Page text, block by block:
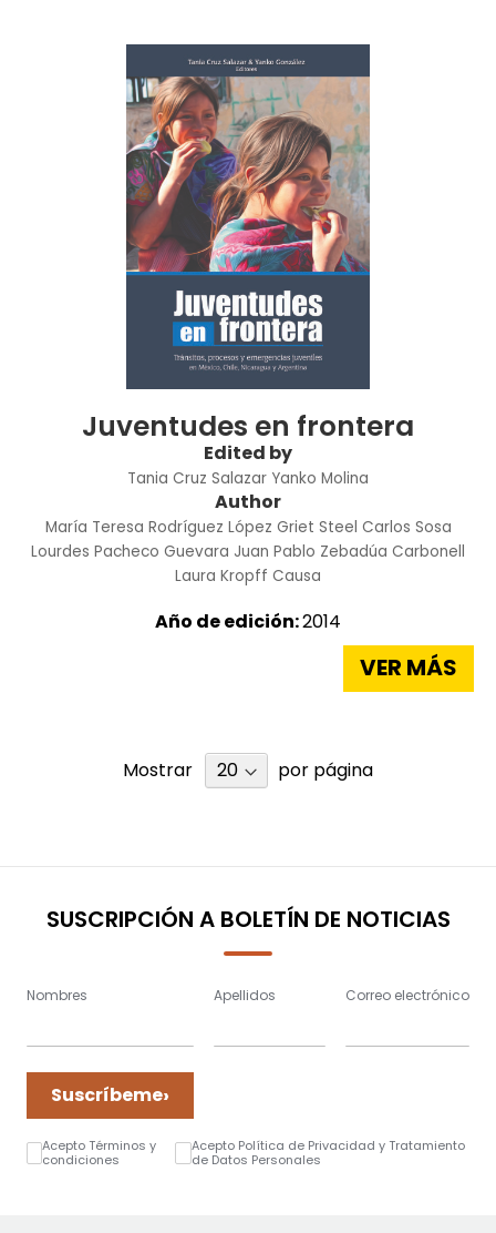
Juventudes en frontera
Edited by
Tania Cruz Salazar Yanko Molina
Author
María Teresa Rodríguez López Griet Steel Carlos Sosa
Lourdes Pacheco Guevara Juan Pablo Zebadúa Carbonell
Laura Kropff Causa
Año de edición:2014
VER MÁS
Mostrar por página
SUSCRIPCIÓN A BOLETÍN DE NOTICIAS
Nombres Apellidos Correo electrónico
Suscríbeme›
Acepto Términos y
condiciones
Acepto Política de Privacidad y Tratamiento
de Datos Personales